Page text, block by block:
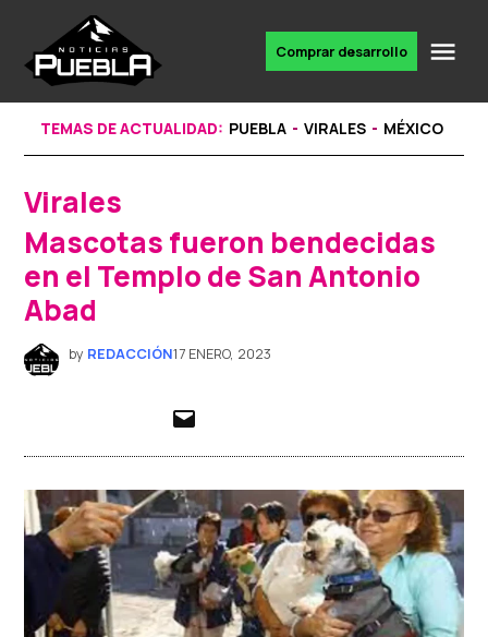
content
noticias
Comprar desarrollo
TEMAS DE ACTUALIDAD: PUEBLA VIRALES MÉXICO
POSTED
IN
Virales
Mascotas fueron bendecidas
en el Templo de San Antonio
Abad
by REDACCIÓN17 ENERO, 2023